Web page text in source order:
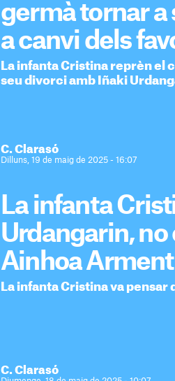
germà tornar a
a canvi dels
La infanta Cristina reprèn el
seu divorci amb Iñaki
C. Clarasó
Dilluns, 19 de maig de 2025 - 16:07
La infanta
Urdangarin,
Ainhoa
La infanta Cristina va
C. Clarasó